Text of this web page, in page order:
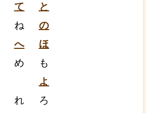
て
と
ね
の
へ
ほ
め
も
よ
れ
ろ